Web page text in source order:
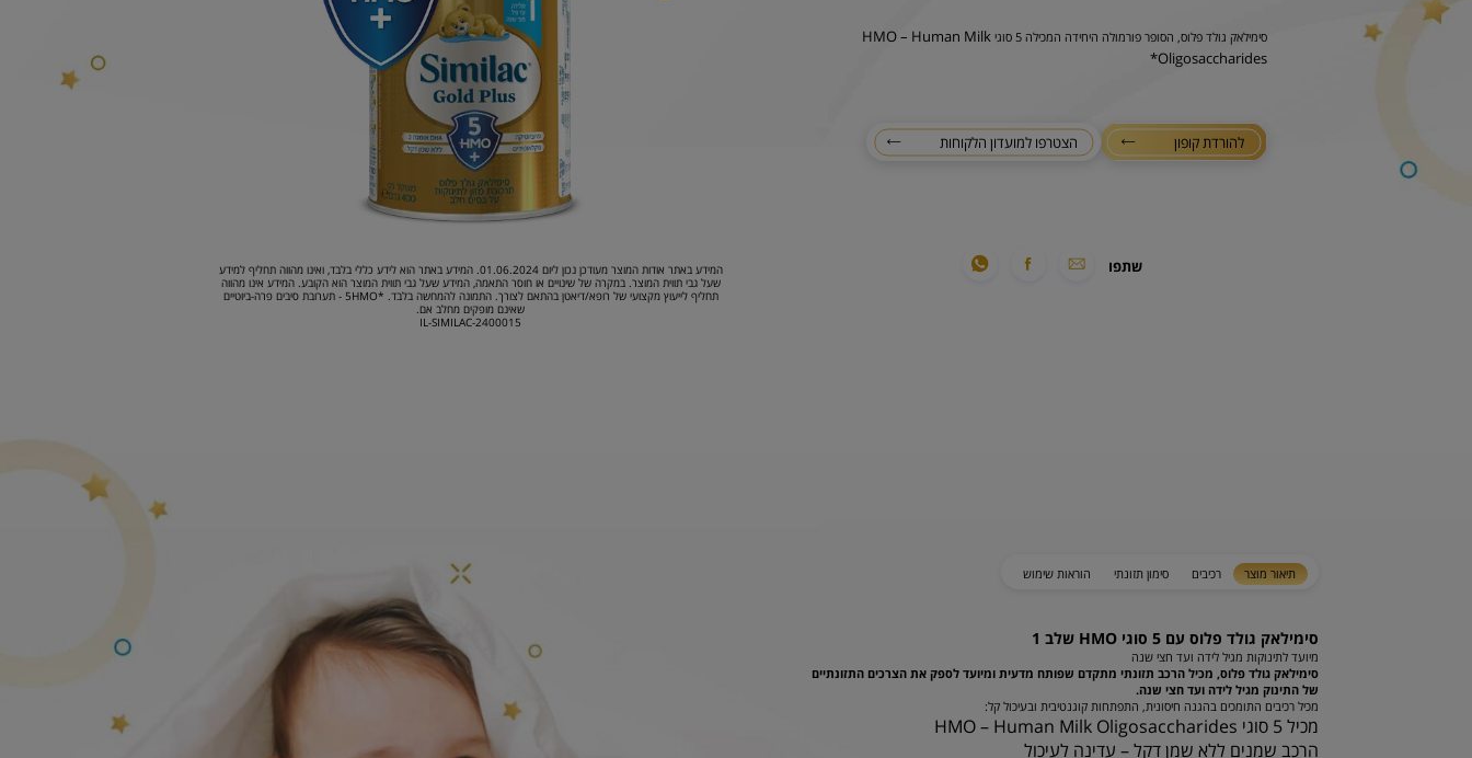
סימילאק גולד פלוס, הסופר פורמולה היחידה המכילה 5 סוגי
HMO – Human Milk
Oligosaccharides*
להורדת קופון הצטרפו למועדון הלקוחות
שתפו
המידע באתר אודות המוצר מעודכן נכון ליום 01.06.2024. המידע באתר הוא לידע כללי בלבד, ואינו מהווה תחליף למידע
שעל גבי תווית המוצר. במקרה של שינויים או חוסר התאמה, המידע שעל גבי תווית המוצר הוא הקובע. המידע אינו מהווה
תחליף לייעוץ מקצועי של רופא/דיאטן בהתאם לצורך. התמונה להמחשה בלבד. *5HMO - תערובת סיבים פרה-ביוטיים
שאינם מופקים מחלב אם.
IL-SIMILAC-2400015
תיאור מוצר רכיבים סימון תזונתי הוראות שימוש
סימילאק גולד פלוס עם 5 סוגי HMO שלב 1
מיועד לתינוקות מגיל לידה ועד חצי שנה
סימילאק גולד פלוס, מכיל הרכב תזונתי מתקדם שפותח מדעית ומיועד לספק את הצרכים התזונתיים
של התינוק מגיל לידה ועד חצי שנה.
מכיל רכיבים התומכים בהגנה חיסונית, התפתחות קוגנטיבית ובעיכול קל:
מכיל 5 סוגי HMO – Human Milk Oligosaccharides
הרכב שמנים ללא שמן דקל – עדינה לעיכול